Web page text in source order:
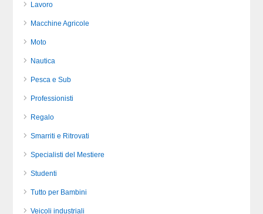
Lavoro
Macchine Agricole
Moto
Nautica
Pesca e Sub
Professionisti
Regalo
Smarriti e Ritrovati
Specialisti del Mestiere
Studenti
Tutto per Bambini
Veicoli industriali